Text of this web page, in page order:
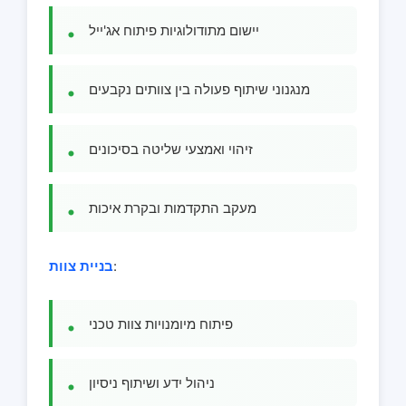
יישום מתודולוגיות פיתוח אג'ייל
מנגנוני שיתוף פעולה בין צוותים נקבעים
זיהוי ואמצעי שליטה בסיכונים
מעקב התקדמות ובקרת איכות
בניית צוות:
פיתוח מיומנויות צוות טכני
ניהול ידע ושיתוף ניסיון